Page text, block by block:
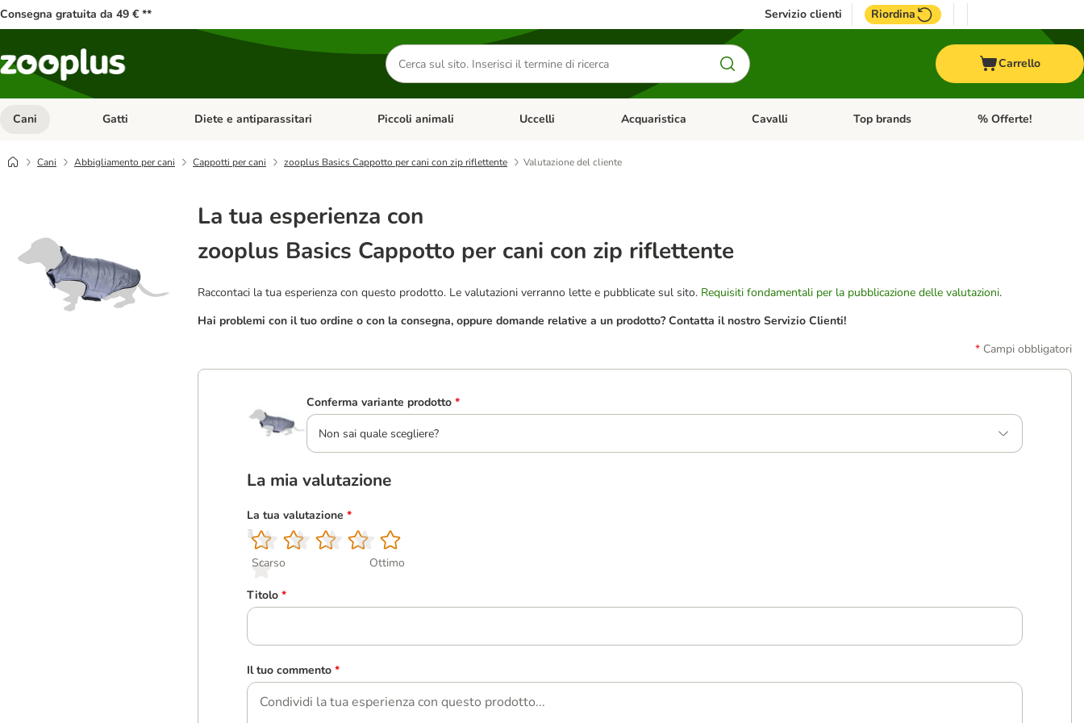
Consegna gratuita da 49 € ** Servizio clienti Riordina
Cerca
prodotti
Carrello
Cani Apri Menu Categoria: Cani
Gatti Apri Menu Categoria: Gatti
Diete e antiparassitari Apri Menu Categoria: Diete e antiparassitari
Piccoli animali Apri Menu Categoria: Piccoli animali
Uccelli Apri Menu Categoria: Uccelli
Acquaristica Apri Menu Categoria: Acquaristica
Cavalli Apri Menu Categoria: Cavalli
Top brands Apri Menu Categoria:
% Offerte!
Cani Abbigliamento per cani Cappotti per cani zooplus Basics Cappotto per cani con zip riflettente Valutazione del cliente
La tua esperienza con
zooplus Basics Cappotto per cani con zip riflettente
Raccontaci la tua esperienza con questo prodotto. Le valutazioni verranno lette e pubblicate sul sito. Requisiti fondamentali per la pubblicazione delle valutazioni.
Hai problemi con il tuo ordine o con la consegna, oppure domande relative a un prodotto? Contatta il nostro Servizio Clienti!
Campi obbligatori
Conferma variante prodotto *
Non sai quale scegliere?
La mia valutazione
La tua valutazione *
1
Scarso
2
3
4
5
Ottimo
Titolo *
Il tuo commento *